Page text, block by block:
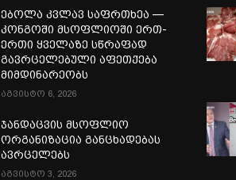
ებოლა კვლავ საფრთხეა —
კონგოში მსოფლიოში ერთ-
ერთი ყველაზე სწრაფად
გავრცელებული აფეთქება
მიმდინარეობს
აგვისტო 6, 2026
ჯანდაცვის მსოფლიო
ორგანიზაცია განცხადებას
ავრცელებს
აგვისტო 3, 2026